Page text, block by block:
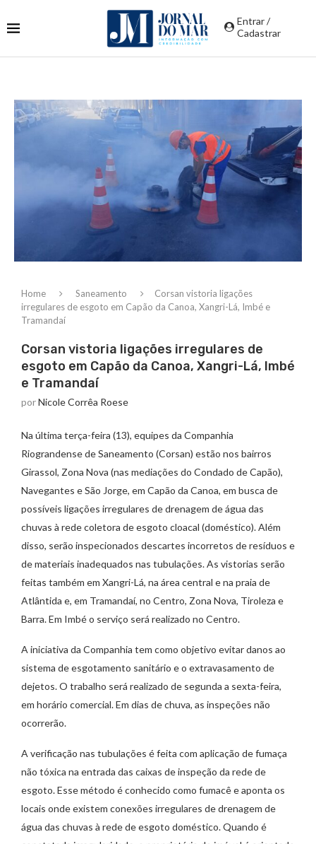
Entrar /
Cadastrar
Home Saneamento
Corsan vistoria ligações
irregulares de esgoto em Capão da Canoa, Xangri-Lá, Imbé e
Tramandaí
Corsan vistoria ligações irregulares de
esgoto em Capão da Canoa, Xangri-Lá, Imbé
e Tramandaí
porNicole Corrêa Roese
Na última terça-feira (13), equipes da Companhia
Riograndense de Saneamento (Corsan) estão nos bairros
Girassol, Zona Nova (nas mediações do Condado de Capão),
Navegantes e São Jorge, em Capão da Canoa, em busca de
possíveis ligações irregulares de drenagem de água das
chuvas à rede coletora de esgoto cloacal (doméstico). Além
disso, serão inspecionados descartes incorretos de resíduos e
de materiais inadequados nas tubulações. As vistorias serão
feitas também em Xangri-Lá, na área central e na praia de
Atlântida e, em Tramandaí, no Centro, Zona Nova, Tiroleza e
Barra. Em Imbé o serviço será realizado no Centro.
A iniciativa da Companhia tem como objetivo evitar danos ao
sistema de esgotamento sanitário e o extravasamento de
dejetos. O trabalho será realizado de segunda a sexta-feira,
em horário comercial. Em dias de chuva, as inspeções não
ocorrerão.
A verificação nas tubulações é feita com aplicação de fumaça
não tóxica na entrada das caixas de inspeção da rede de
esgoto. Esse método é conhecido como fumacê e aponta os
locais onde existem conexões irregulares de drenagem de
água das chuvas à rede de esgoto doméstico. Quando é